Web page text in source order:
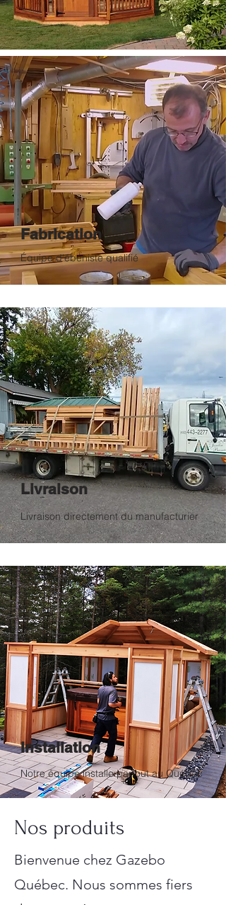
Fabrication
Équipe d'ébéniste qualifié
Livraison
Livraison directement du manufacturier
Installation
Notre équipe installe partout au Québec
Nos produits
Bienvenue chez Gazebo
Québec. Nous sommes fiers